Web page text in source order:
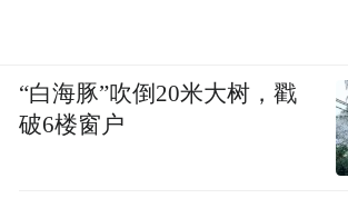
“白海豚”吹倒20米大树，戳
破6楼窗户